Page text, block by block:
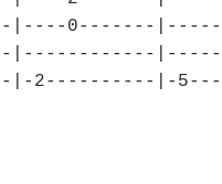
|----0-------
|------------
|-2----------|-